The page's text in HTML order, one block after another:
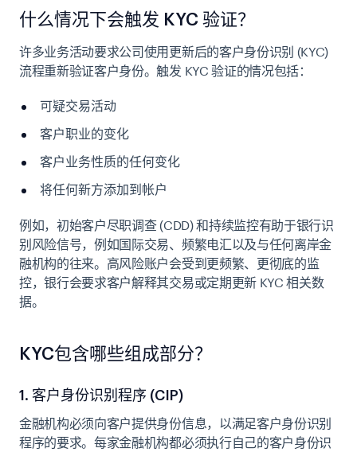
什么情况下会触发 KYC 验证？
许多业务活动要求公司使用更新后的客户身份识别 (KYC)
流程重新验证客户身份。触发 KYC 验证的情况包括：
可疑交易活动
客户职业的变化
客户业务性质的任何变化
将任何新方添加到帐户
例如，初始客户尽职调查 (CDD) 和持续监控有助于银行识
别风险信号，例如国际交易、频繁电汇以及与任何离岸金
融机构的往来。高风险账户会受到更频繁、更彻底的监
控，银行会要求客户解释其交易或定期更新 KYC 相关数
据。
KYC包含哪些组成部分？
1. 客户身份识别程序 (CIP)
金融机构必须向客户提供身份信息，以满足客户身份识别
程序的要求。每家金融机构都必须执行自己的客户身份识